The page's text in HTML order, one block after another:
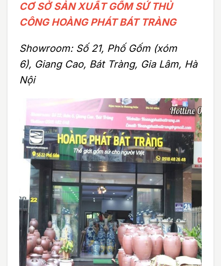
CƠ SỞ SẢN XUẤT GỐM SỨ THỦ
CÔNG HOÀNG PHÁT BÁT TRÀNG
Showroom: Số 21, Phố Gốm (xóm
6), Giang Cao, Bát Tràng, Gia Lâm, Hà
Nội